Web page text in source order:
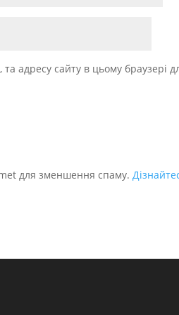
адресу сайту в цьому браузері
для зменшення спаму.